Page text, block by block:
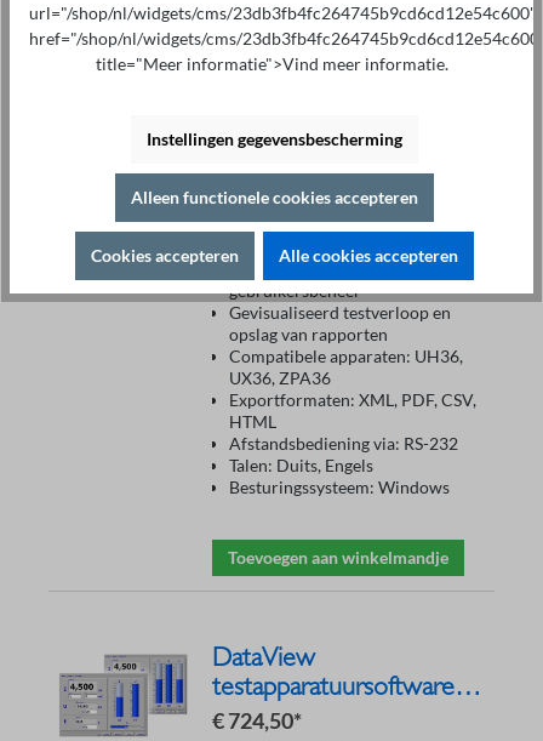
DataView
testapparatuursoftware
serie 36
uit serie 36
Menugestuurde selectie van
testplannen:
muis/toetsenbord/scanner
Beheer van administrators en
gebruikersbeheer
Gevisualiseerd testverloop en
opslag van rapporten
Compatibele apparaten: UH36,
UX36, ZPA36
Exportformaten: XML, PDF, CSV,
HTML
Afstandsbediening via: RS-232
Talen: Duits, Engels
Besturingssysteem: Windows
Toevoegen aan winkelmandje
DataView
testapparatuursoftware
serie 400
€ 724,50*
url="/shop/nl/widgets/cms/23db3fb4fc264745b9cd6cd12e54c600"
href="/shop/nl/widgets/cms/
title="Meer informatie">Vind meer informatie.
Instellingen gegevensbescherming
Alleen functionele cookies accepteren
Cookies accepteren Alle cookies accepteren